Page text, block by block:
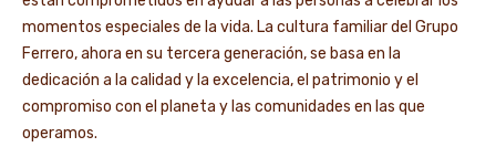
momentos especiales de la vida. La cultura familiar del Grupo
Ferrero, ahora en su tercera generación, se basa en la
dedicación a la calidad y la excelencia, el patrimonio y el
compromiso con el planeta y las comunidades en las que
operamos.